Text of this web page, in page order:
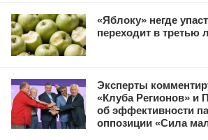
«Яблоку» негде
переходит в третью
Эксперты
«Клуба Регионов» и
об эффективности
оппозиции «Сила